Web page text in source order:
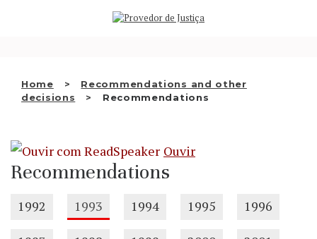
Home
Recommendations and other
decisions
Recommendations
WHO WE ARE
INSTITUTION
EN
Ouvir
Recommendations
1992 1993 1994 1995 1996